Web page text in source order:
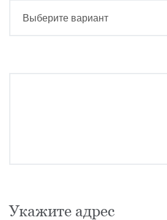
Укажите адрес